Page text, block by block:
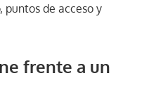
puntos de acceso y
frente a un